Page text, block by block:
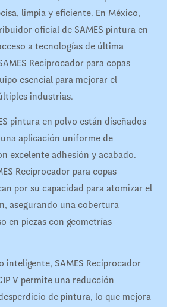
limpia y eficiente. En México,
oficial de SAMES pintura en
a tecnologías de última
Reciprocador para copas
esencial para mejorar el
industrias.
pintura en polvo están diseñados
aplicación uniforme de
excelente adhesión y acabado.
Reciprocador para copas
por su capacidad para atomizar el
asegurando una cobertura
en piezas con geometrías
inteligente, SAMES Reciprocador
V permite una reducción
de pintura, lo que mejora